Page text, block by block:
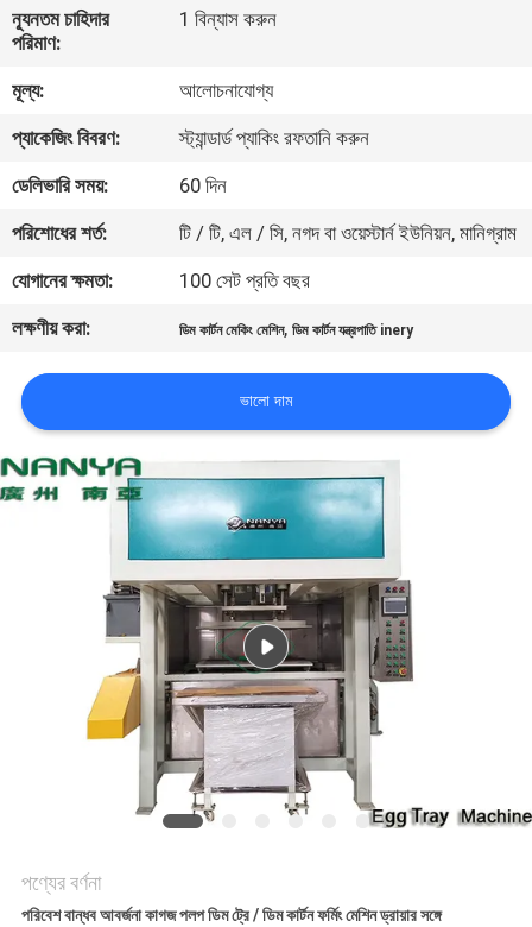
আমাদের
সম্পর্কে
কারখানা
ভ্রমণ
নিয়ন্ত্রণ
যোগাযোগ
করুন
খবর
PRIVACY
POLICY
ন্যূনতম চাহিদার
পরিমাণ:
1 বিন্যাস করুন
মূল্য:
আলোচনাযোগ্য
প্যাকেজিং বিবরণ:
স্ট্যান্ডার্ড প্যাকিং রফতানি করুন
ডেলিভারি সময়:
60 দিন
পরিশোধের শর্ত:
টি / টি, এল / সি, নগদ বা ওয়েস্টার্ন ইউনিয়ন, মানিগ্রাম
যোগানের ক্ষমতা:
100 সেট প্রতি বছর
লক্ষণীয় করা:
ডিম কার্টন মেকিং মেশিন,ডিম কার্টন যন্ত্রপাতি inery
ভালো দাম
পণ্যের বর্ণনা
পরিবেশ বান্ধব আবর্জনা কাগজ পলপ ডিম ট্রে / ডিম কার্টন ফর্মিং মেশিন ড্রায়ার সঙ্গে